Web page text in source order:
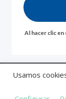
Al hacer clic
Política de
Usamos